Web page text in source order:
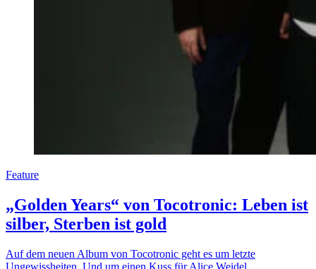
Feature
„Golden Years“ von Tocotronic: Leben ist
silber, Sterben ist gold
Auf dem neuen Album von Tocotronic geht es um letzte
Ungewissheiten. Und um einen Kuss für Alice Weidel.